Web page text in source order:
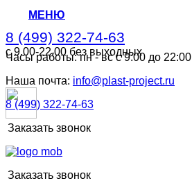
МЕНЮ
8 (499) 322-74-63
с 9.00-22.00 без выходных
8 (499) 322-74-63
с 9.00-22.00 без выходных
Часы работы: пн - вс с 9:00 до 22:00
Наша почта: info@plast-project.ru
8 (499) 322-74-63
Заказать звонок
Заказать звонок